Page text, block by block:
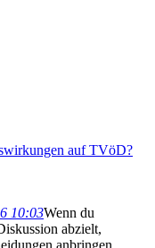
auf TVöD?
10:03Wenn du
abzielt,
anbringen